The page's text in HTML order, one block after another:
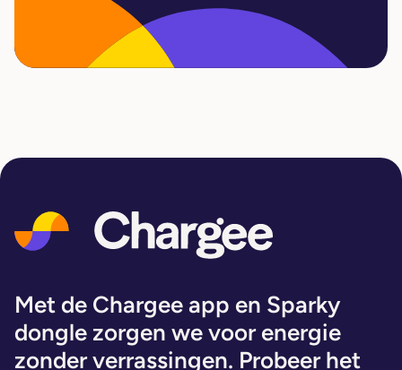
Met de Chargee app en Sparky
dongle zorgen we voor energie
zonder verrassingen. Probeer het